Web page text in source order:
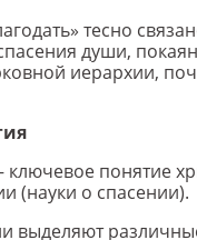
тесно
души,
иерархии,
ключевое понятие
(науки о спасении).
выделяют